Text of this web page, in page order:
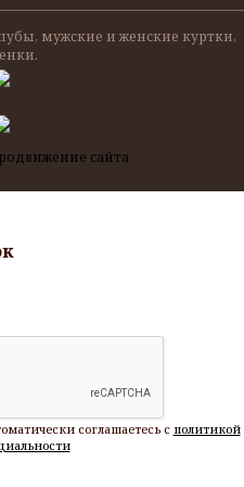
мужские и женские куртки,
соглашаетесь с политикой